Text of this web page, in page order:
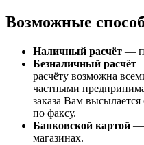
Возможные
Наличный расчёт —
Безналичный расчёт
расчёту возможна
частными
заказа Вам
по факсу.
Банковской картой —
магазинах.